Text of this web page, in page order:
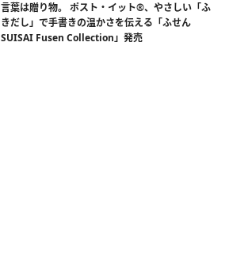
言葉は贈り物。 ポスト・イット®、やさしい「ふ
きだし」で手書きの温かさを伝える「ふせん
SUISAI Fusen Collection」発売